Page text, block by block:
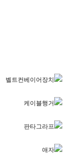
벨트컨베이어장치
케이블행거
판타그라프
애자